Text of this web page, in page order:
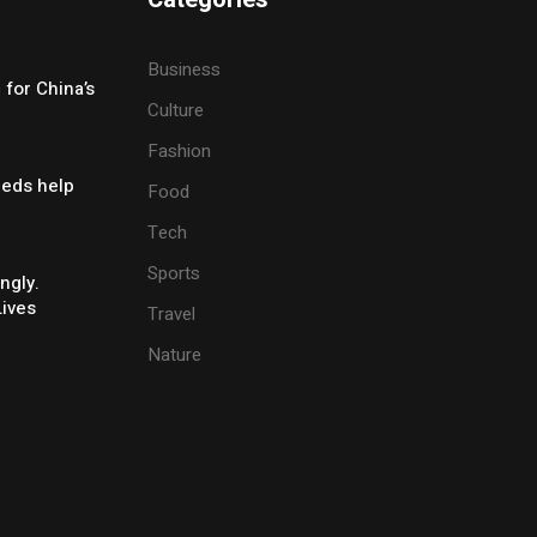
China’s
help
Business
Culture
Fashion
Food
Tech
Sports
Travel
Nature